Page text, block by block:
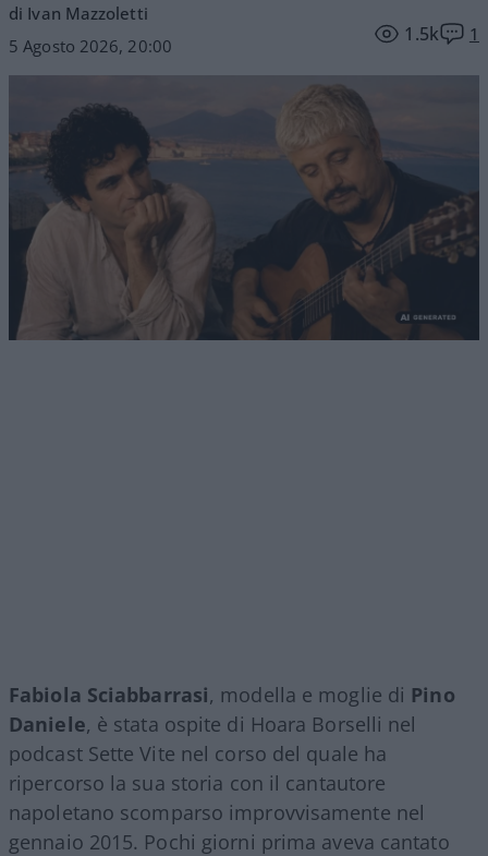
di Ivan Mazzoletti
5 Agosto 2026, 20:00
1.5k 1
Fabiola Sciabbarrasi, modella e moglie di Pino
Daniele, è stata ospite di Hoara Borselli nel
podcast Sette Vite nel corso del quale ha
ripercorso la sua storia con il cantautore
napoletano scomparso improvvisamente nel
gennaio 2015. Pochi giorni prima aveva cantato